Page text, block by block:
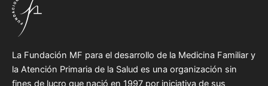
La Fundación MF para el desarrollo de la Medicina Familiar y
la Atención Primaria de la Salud es una organización sin
fines de lucro que nació en 1997 por iniciativa de sus